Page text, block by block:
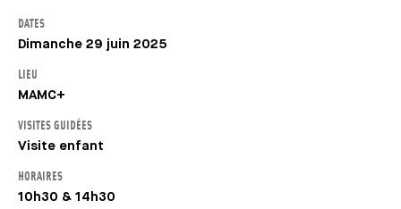
DATES
Dimanche 29 juin 2025
LIEU
MAMC+
VISITES GUIDÉES
Visite enfant
HORAIRES
10h30 & 14h30